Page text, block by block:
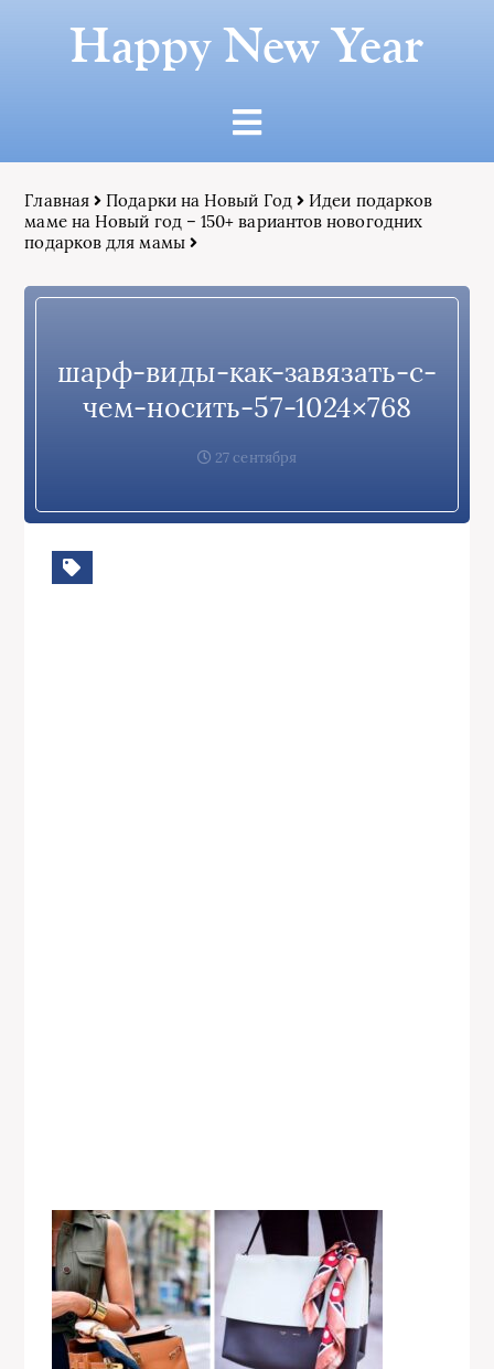
Happy New Year
Главная Подарки на Новый Год
Идеи подарков
маме на Новый год – 150+ вариантов новогодних
подарков для мамы
шарф-виды-как-завязать-с-
чем-носить-57-1024×768
27 сентября